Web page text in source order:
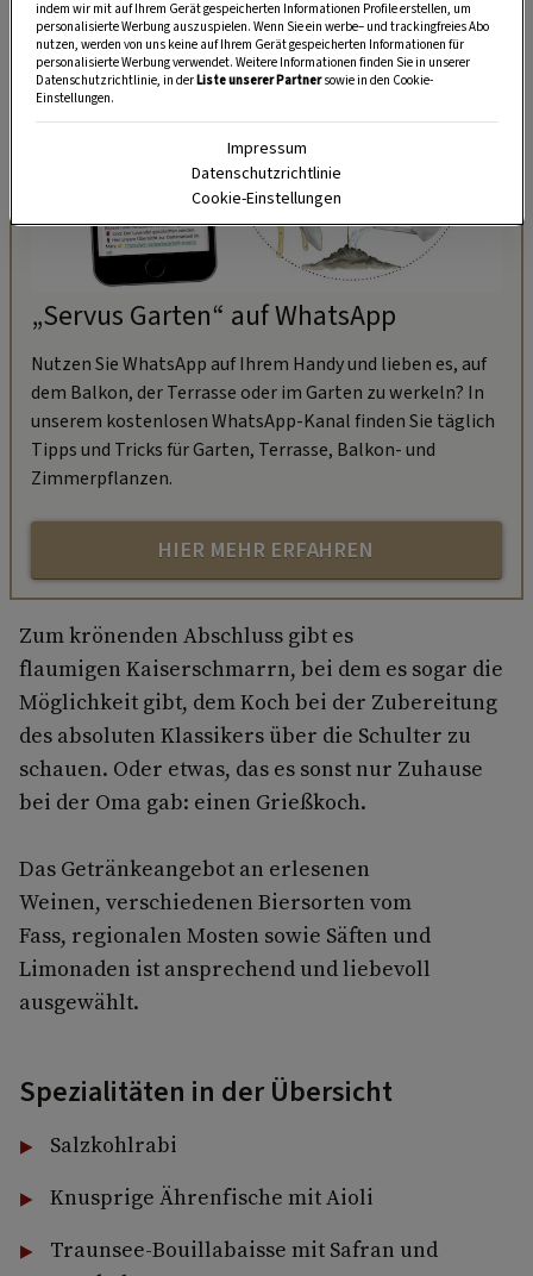
„Servus Garten“ auf WhatsApp
Nutzen Sie WhatsApp auf Ihrem Handy und lieben es, auf
dem Balkon, der Terrasse oder im Garten zu werkeln? In
unserem kostenlosen WhatsApp-Kanal finden Sie täglich
Tipps und Tricks für Garten, Terrasse, Balkon- und
Zimmerpflanzen.
HIER MEHR ERFAHREN
Zum krönenden Abschluss gibt es
flaumigen Kaiserschmarrn, bei dem es sogar die
Möglichkeit gibt, dem Koch bei der Zubereitung
des absoluten Klassikers über die Schulter zu
schauen. Oder etwas, das es sonst nur Zuhause
bei der Oma gab: einen Grießkoch.
Das Getränkeangebot an erlesenen
Weinen, verschiedenen Biersorten vom
Fass, regionalen Mosten sowie Säften und
Limonaden ist ansprechend und liebevoll
ausgewählt.
Spezialitäten in der Übersicht
Salzkohlrabi
Knusprige Ährenfische mit Aioli
Traunsee-Bouillabaisse mit Safran und
indem wir mit auf Ihrem Gerät gespeicherten Informationen Profile erstellen, um
personalisierte Werbung auszuspielen. Wenn Sie ein werbe– und trackingfreies Abo
nutzen, werden von uns keine auf Ihrem Gerät gespeicherten Informationen für
personalisierte Werbung verwendet. Weitere Informationen finden Sie in unserer
Datenschutzrichtlinie, in derListe unserer Partnersowie in den Cookie-
Einstellungen.
Impressum
Datenschutzrichtlinie
Cookie-Einstellungen